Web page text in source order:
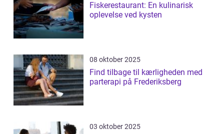
Fiskerestaurant: En kulinarisk
oplevelse ved kysten
08 oktober 2025
Find tilbage til kærligheden med
parterapi på Frederiksberg
03 oktober 2025